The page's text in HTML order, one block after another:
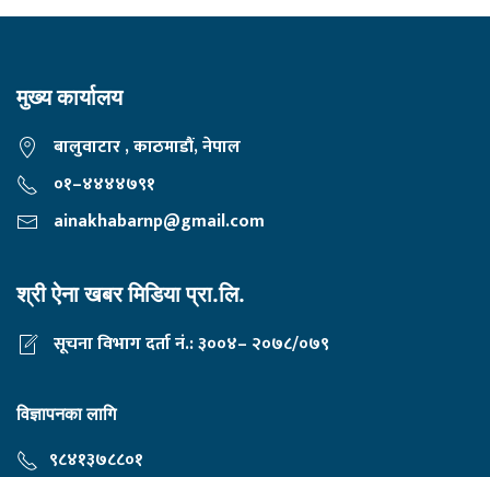
मुख्य कार्यालय
बालुवाटार , काठमाडौं, नेपाल
०१–४४४४७९१
ainakhabarnp@gmail.com
श्री ऐना खबर मिडिया प्रा.लि.
सूचना विभाग दर्ता नं.: ३००४– २०७८/०७९
विज्ञापनका लागि
९८४१३७८८०१